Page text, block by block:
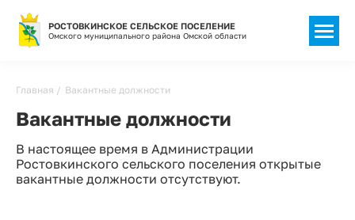
РОСТОВКИНСКОЕ СЕЛЬСКОЕ ПОСЕЛЕНИЕ
Омского муниципального района Омской области
Строка
навигации
Главная Вакантные должности
Вакантные должности
В настоящее время в Администрации
Ростовкинского сельского поселения открытые
вакантные должности отсутствуют.